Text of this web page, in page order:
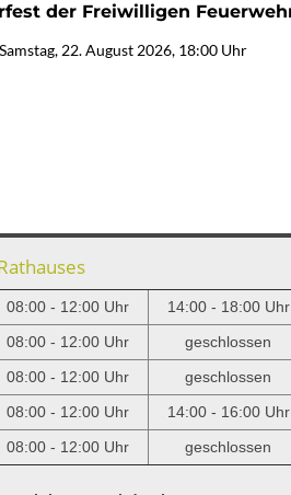
08:00 - 12:00 Uhr
14:00 - 18:00 Uhr
08:00 - 12:00 Uhr
geschlossen
08:00 - 12:00 Uhr
geschlossen
08:00 - 12:00 Uhr
14:00 - 16:00 Uhr
08:00 - 12:00 Uhr geschlossen